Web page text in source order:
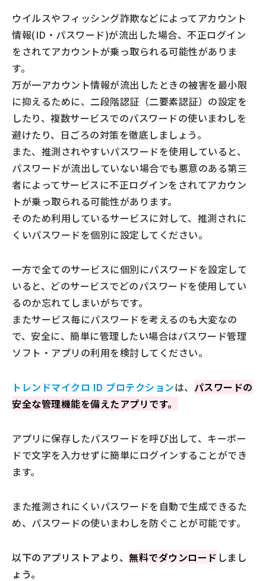
ウイルスやフィッシング詐欺などによってアカウント
情報(ID・パスワード)が流出した場合、不正ログイン
をされてアカウントが乗っ取られる可能性がありま
す。
万が一アカウント情報が流出したときの被害を最小限
に抑えるために、二段階認証（二要素認証）の設定を
したり、複数サービスでのパスワードの使いまわしを
避けたり、日ごろの対策を徹底しましょう。
また、推測されやすいパスワードを使用していると、
パスワードが流出していない場合でも悪意のある第三
者によってサービスに不正ログインをされてアカウン
トが乗っ取られる可能性があります。
そのため利用しているサービスに対して、推測されに
くいパスワードを個別に設定してください。
一方で全てのサービスに個別にパスワードを設定して
いると、どのサービスでどのパスワードを使用してい
るのか忘れてしまいがちです。
またサービス毎にパスワードを考えるのも大変なの
で、安全に、簡単に管理したい場合はパスワード管理
ソフト・アプリの利用を検討してください。
トレンドマイクロ ID プロテクションは、 パスワードの
安全な管理機能を備えたアプリです。
アプリに保存したパスワードを呼び出して、キーボー
ドで文字を入力せずに簡単にログインすることができ
ます。
また推測されにくいパスワードを自動で生成できるた
め、パスワードの使いまわしを防ぐことが可能です。
以下のアプリストアより、 無料でダウンロード しまし
ょう。